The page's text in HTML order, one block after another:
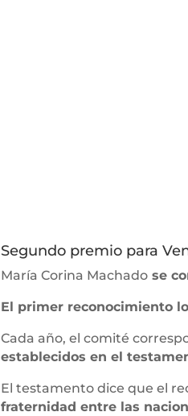
Segundo premio para
María Corina Machado se
El primer reconocimiento
Cada año, el comité
establecidos en el
El testamento dice que el
fraternidad entre las